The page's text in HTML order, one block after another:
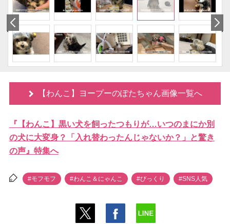
【わんこ】ヨープーのぽたちゃん画像一覧へ
『【わんこ】黒い犬を飼ったつもりが…いつのまにか別
の犬に大変身？「入れ替わったんじゃないか？」と驚き
の声』特集へ
#モフモフ #わんこ＆にゃんこ #びっくり #SNS人気